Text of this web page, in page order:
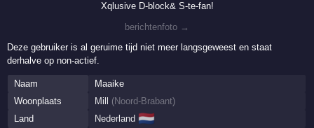
Xqlusive D-block& S-te-fan!
berichtenfoto →
Deze gebruiker is al geruime tijd niet meer langsgeweest en staat
derhalve op non-actief.
Naam
Maaike
Woonplaats
Mill (Noord-Brabant)
Land
Nederland 🇳🇱